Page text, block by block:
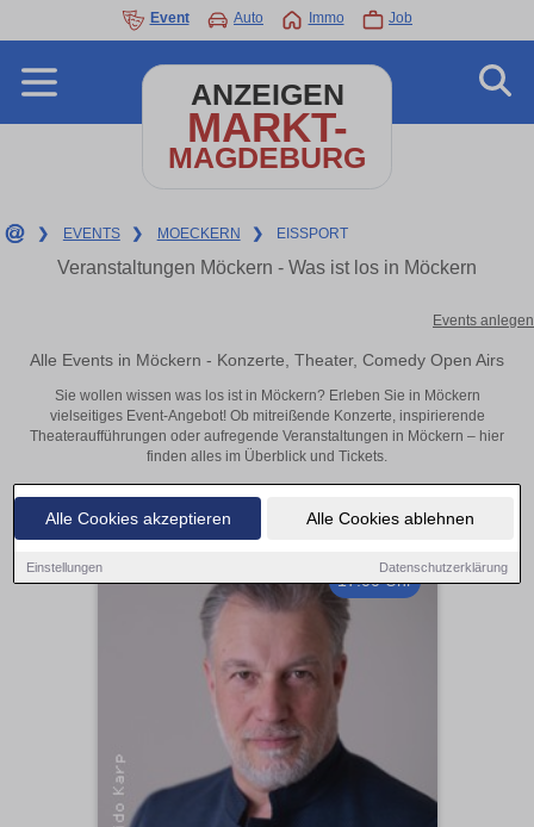
Alle Cookies akzeptieren Alle Cookies ablehnen
Einstellungen Datenschutzerklärung
Event Auto Immo Job
ANZEIGEN
MARKT-
MAGDEBURG
❯ EVENTS ❯ MOECKERN ❯ EISSPORT
Veranstaltungen Möckern - Was ist los in Möckern
Events anlegen
Alle Events in Möckern - Konzerte, Theater, Comedy Open Airs
Sie wollen wissen was los ist in Möckern? Erleben Sie in Möckern
vielseitiges Event-Angebot! Ob mitreißende Konzerte, inspirierende
Theateraufführungen oder aufregende Veranstaltungen in Möckern – hier
finden alles im Überblick und Tickets.
17:00 Uhr